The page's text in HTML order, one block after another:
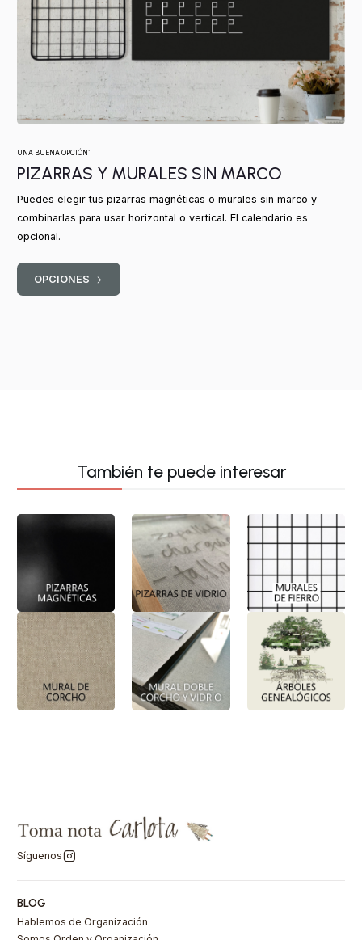
UNA BUENA OPCIÓN:
PIZARRAS Y MURALES SIN MARCO
Puedes elegir tus pizarras magnéticas o murales sin marco y
combinarlas para usar horizontal o vertical. El calendario es
opcional.
OPCIONES
También te puede interesar
Síguenos
BLOG
Hablemos de Organización